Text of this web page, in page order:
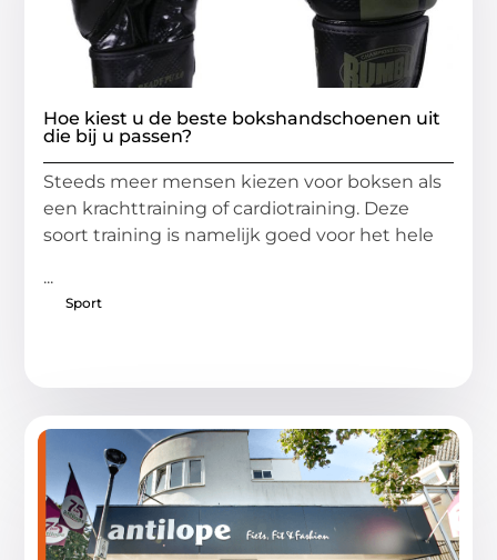
Hoe kiest u de beste bokshandschoenen uit
die bij u passen?
Steeds meer mensen kiezen voor boksen als
een krachttraining of cardiotraining. Deze
soort training is namelijk goed voor het hele
...
Sport